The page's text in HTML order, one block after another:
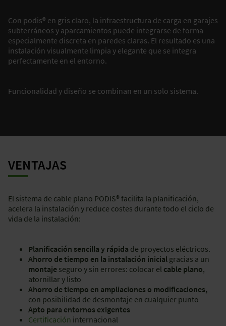
Con podis® en gris claro, la infraestructura de carga en garajes
subterráneos y aparcamientos puede integrarse de forma
especialmente discreta en paredes claras. El resultado es una
instalación visualmente limpia y elegante que se integra
perfectamente en el entorno.
Funcionalidad y diseño se combinan en un solo sistema.
VENTAJAS
El sistema de cable plano PODIS® facilita la planificación,
acelera la instalación y reduce costes durante todo el ciclo de
vida de la instalación:
Planificación sencilla y rápida de proyectos eléctricos.
Ahorro de tiempo en la instalación inicial gracias a un
montaje seguro y sin errores: colocar el cable plano,
atornillar y listo
Ahorro de tiempo en ampliaciones o modificaciones,
con posibilidad de desmontaje en cualquier punto
Apto para entornos exigentes
Certificación internacional